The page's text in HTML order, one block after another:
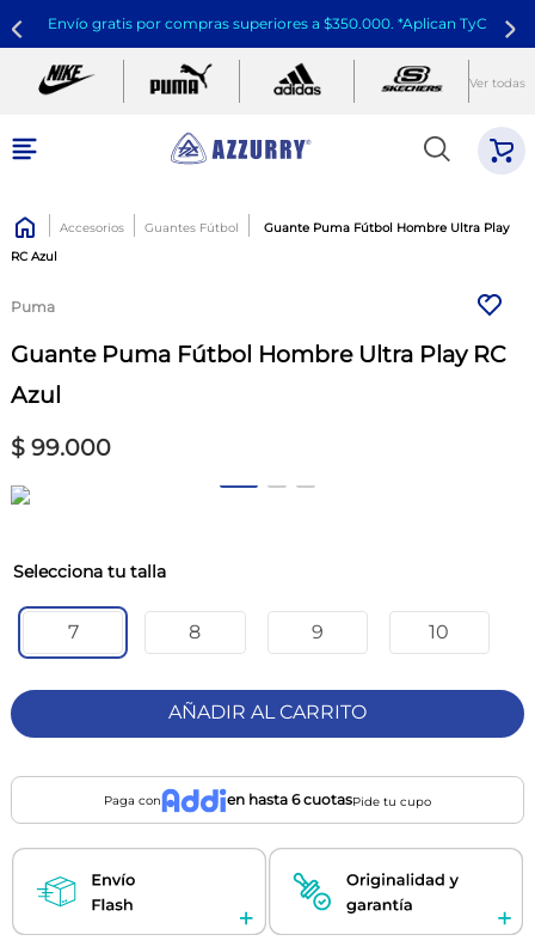
Envío gratis por compras superiores a $350.000. *Aplican TyC
Ver todas
Accesorios Guantes Fútbol
Guante Puma Fútbol Hombre Ultra Play
RC Azul
Puma
Guante Puma Fútbol Hombre Ultra Play RC
Azul
$ 99.000
talla
7 8 9 10
AÑADIR AL CARRITO
Paga con en hasta 6 cuotasPide tu cupo